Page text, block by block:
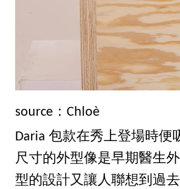
source：Chloè
Daria 包款在秀上登場時便
尺寸的外型像是早期醫生
型的設計又讓人聯想到過